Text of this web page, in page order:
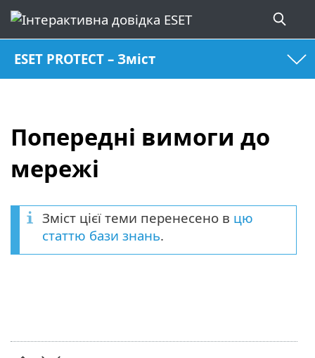
ESET PROTECT – Зміст
Попередні вимоги до
мережі
Зміст цієї теми перенесено в цю
статтю бази знань.